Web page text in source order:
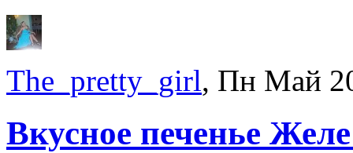
The_pretty_girl, Пн Май
Вкусное печенье